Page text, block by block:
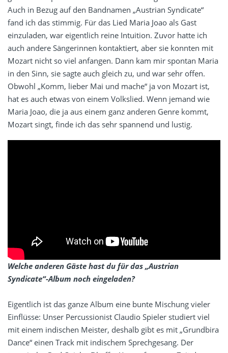
Auch in Bezug auf den Bandnamen „Austrian Syndicate“
fand ich das stimmig. Für das Lied Maria Joao als Gast
einzuladen, war eigentlich reine Intuition. Zuvor hatte ich
auch andere Sängerinnen kontaktiert, aber sie konnten mit
Mozart nicht so viel anfangen. Dann kam mir spontan Maria
in den Sinn, sie sagte auch gleich zu, und war sehr offen.
Obwohl „Komm, lieber Mai und mache“ ja von Mozart ist,
hat es auch etwas von einem Volkslied. Wenn jemand wie
Maria Joao, die ja aus einem ganz anderen Genre kommt,
Mozart singt, finde ich das sehr spannend und lustig.
Welche anderen Gäste hast du für das „Austrian
Syndicate“-Album noch eingeladen?
Eigentlich ist das ganze Album eine bunte Mischung vieler
Einflüsse: Unser Percussionist Claudio Spieler studiert viel
mit einem indischen Meister, deshalb gibt es mit „Grundbira
Dance“ einen Track mit indischem Sprechgesang. Der